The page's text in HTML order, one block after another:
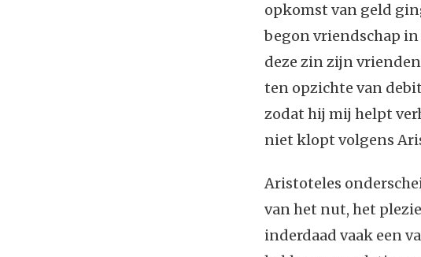
opkomst van geld
begon vriendschap
deze zin zijn
ten opzichte van
zodat hij mij helpt
niet klopt volgens
Aristoteles
van het nut, het
inderdaad vaak een